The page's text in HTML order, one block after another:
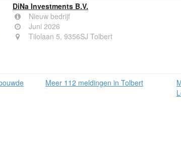
DiNa Investments B.V.
Nieuw bedrijf
Juni 2026
Tilolaan 5, 9356SJ Tolbert
Meer 112 meldingen in Tolbert